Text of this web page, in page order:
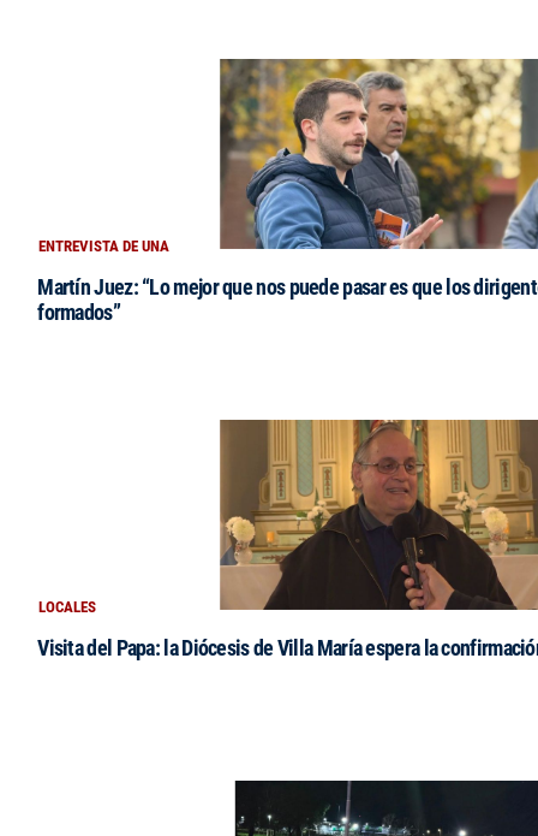
ENTREVISTA DE UNA
Martín Juez: “Lo mejor que nos puede pasar es que los
formados”
LOCALES
Visita del Papa: la Diócesis de Villa María espera la